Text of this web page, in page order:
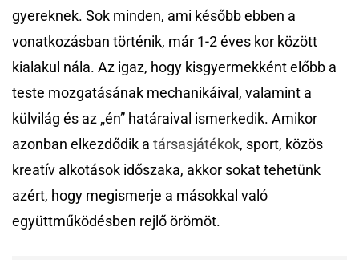
gyereknek. Sok minden, ami később ebben a
vonatkozásban történik, már 1-2 éves kor között
kialakul nála. Az igaz, hogy kisgyermekként előbb a
teste mozgatásának mechanikáival, valamint a
külvilág és az „én” határaival ismerkedik. Amikor
azonban elkezdődik a társasjátékok, sport, közös
kreatív alkotások időszaka, akkor sokat tehetünk
azért, hogy megismerje a másokkal való
együttműködésben rejlő örömöt.